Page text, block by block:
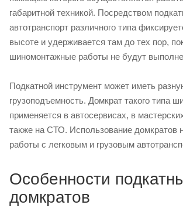
габаритной техникой. Посредством
автотранспорт различного типа
высоте и удерживается там до тех пор,
шиномонтажные работы не будут
Подкатной инструмент может иметь
грузоподъемность. Домкрат такого типа
применяется в автосервисах, в
также на СТО. Использование домкратов
работы с легковым и грузовым
Особенности
домкратов